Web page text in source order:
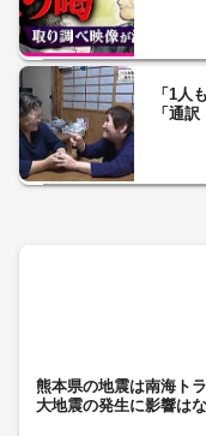
「1人
「通
熊本県の地震は南海ト
大地震の発生に影響は